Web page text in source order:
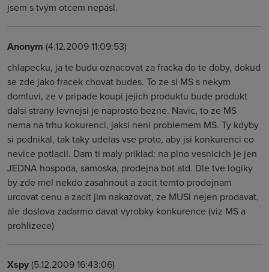
jsem s tvým otcem nepásl.
Anonym (4.12.2009 11:09:53)
chlapecku, ja te budu oznacovat za fracka do te doby, dokud
se zde jako fracek chovat budes. To ze si MS s nekym
domluvi, ze v pripade koupi jejich produktu bude produkt
dalsi strany levnejsi je naprosto bezne. Navic, to ze MS
nema na trhu kokurenci, jaksi neni problemem MS. Ty kdyby
si podnikal, tak taky udelas vse proto, aby jsi konkurenci co
nevice potlacil. Dam ti maly priklad: na plno vesnicich je jen
JEDNA hospoda, samoska, prodejna bot atd. Dle tve logiky
by zde mel nekdo zasahnout a zacit temto prodejnam
urcovat cenu a zacit jim nakazovat, ze MUSI nejen prodavat,
ale doslova zadarmo davat vyrobky konkurence (viz MS a
prohlizece)
Xspy(5.12.2009 16:43:06)